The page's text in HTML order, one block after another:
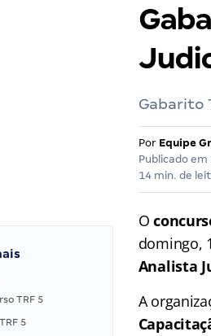
Gabarito
Por Equipe
Publicado em
14 min. de
TRF 5
5
O
domingo,
Analista
A